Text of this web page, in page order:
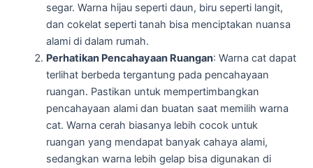
segar. Warna hijau seperti daun, biru seperti langit,
dan cokelat seperti tanah bisa menciptakan nuansa
alami di dalam rumah.
Perhatikan Pencahayaan Ruangan: Warna cat dapat
terlihat berbeda tergantung pada pencahayaan
ruangan. Pastikan untuk mempertimbangkan
pencahayaan alami dan buatan saat memilih warna
cat. Warna cerah biasanya lebih cocok untuk
ruangan yang mendapat banyak cahaya alami,
sedangkan warna lebih gelap bisa digunakan di